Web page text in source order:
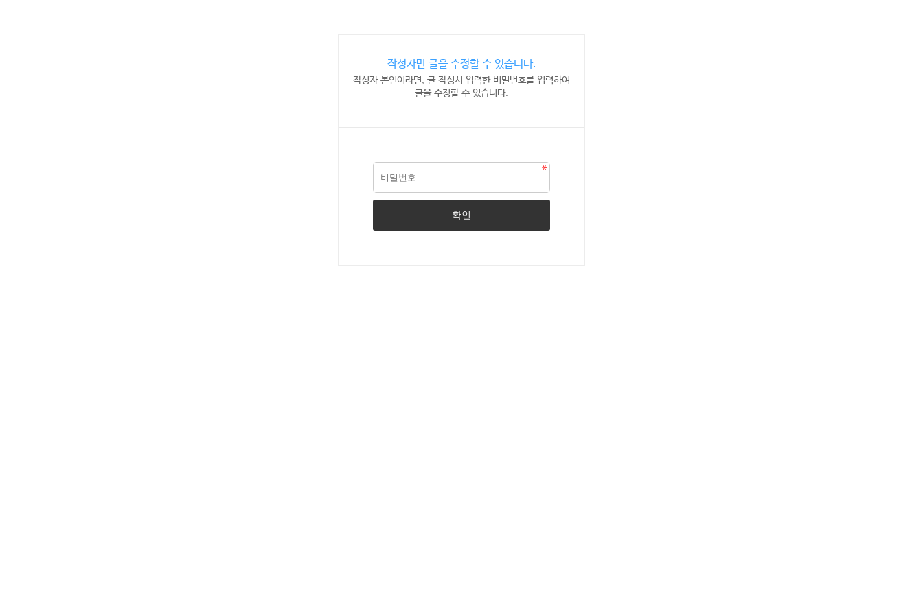
작성자만 글을 수정할 수 있습니다.
작성자 본인이라면, 글 작성시 입력한 비밀번호를 입력하여
글을 수정할 수 있습니다.